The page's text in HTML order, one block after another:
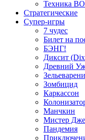
Техника
Стратегические
Супер-игры
7 чудес
Билет на
БЭНГ!
Диксит
Древний
Зомбицид
Каркассон
Манчкин
Мистер
Пандемия